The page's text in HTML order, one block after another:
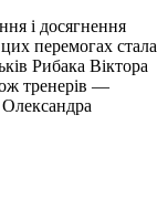
і досягнення
перемогах стала
Рибака Віктора
тренерів —